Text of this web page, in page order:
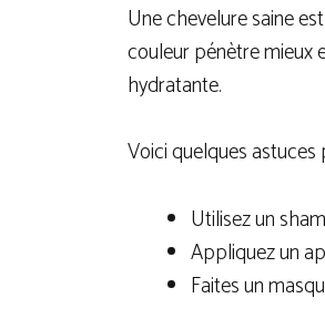
Une chevelure saine
couleur pénètre mieux
hydratante.
Voici quelques
Utilisez un
Appliquez un
Faites un